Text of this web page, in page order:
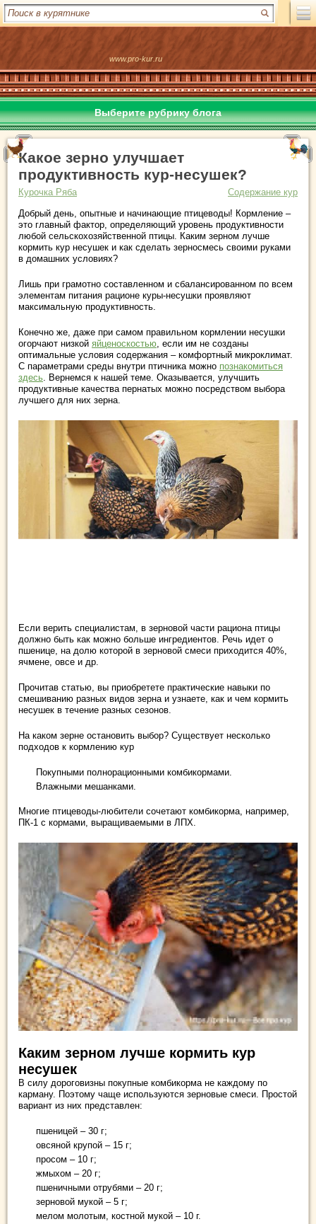
www.pro-kur.ru
Выберите рубрику блога
Какое зерно улучшает
продуктивность кур-несушек?
Курочка Ряба
Содержание кур
Добрый день, опытные и начинающие птицеводы! Кормление –
это главный фактор, определяющий уровень продуктивности
любой сельскохозяйственной птицы. Каким зерном лучше
кормить кур несушек и как сделать зерносмесь своими руками
в домашних условиях?
Лишь при грамотно составленном и сбалансированном по всем
элементам питания рационе куры-несушки проявляют
максимальную продуктивность.
Конечно же, даже при самом правильном кормлении несушки
огорчают низкой яйценоскостью, если им не созданы
оптимальные условия содержания – комфортный микроклимат.
С параметрами среды внутри птичника можно познакомиться
здесь. Вернемся к нашей теме. Оказывается, улучшить
продуктивные качества пернатых можно посредством выбора
лучшего для них зерна.
Если верить специалистам, в зерновой части рациона птицы
должно быть как можно больше ингредиентов. Речь идет о
пшенице, на долю которой в зерновой смеси приходится 40%,
ячмене, овсе и др.
Прочитав статью, вы приобретете практические навыки по
смешиванию разных видов зерна и узнаете, как и чем кормить
несушек в течение разных сезонов.
На каком зерне остановить выбор? Существует несколько
подходов к кормлению кур
Покупными полнорационными комбикормами.
Влажными мешанками.
Многие птицеводы-любители сочетают комбикорма, например,
ПК-1 с кормами, выращиваемыми в ЛПХ.
Каким зерном лучше кормить кур
несушек
В силу дороговизны покупные комбикорма не каждому по
карману. Поэтому чаще используются зерновые смеси. Простой
вариант из них представлен:
пшеницей – 30 г;
овсяной крупой – 15 г;
просом – 10 г;
жмыхом – 20 г;
пшеничными отрубями – 20 г;
зерновой мукой – 5 г;
мелом молотым, костной мукой – 10 г.